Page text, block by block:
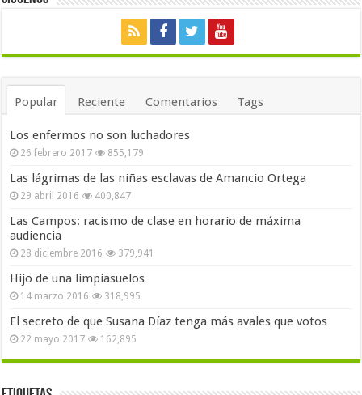
Popular Reciente Comentarios Tags
Los enfermos no son luchadores
26 febrero 2017 855,179
Las lágrimas de las niñas esclavas de Amancio Ortega
29 abril 2016 400,847
Las Campos: racismo de clase en horario de máxima
audiencia
28 diciembre 2016 379,941
Hijo de una limpiasuelos
14 marzo 2016 318,995
El secreto de que Susana Díaz tenga más avales que votos
22 mayo 2017 162,895